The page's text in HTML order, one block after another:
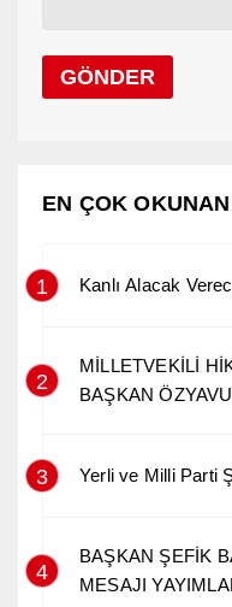
EN ÇOK
1 Kanlı Alacak
2
MİLLETVEKİLİ
BAŞKAN
3 Yerli ve Milli Parti
4
BAŞKAN ŞEFİK
MESAJI